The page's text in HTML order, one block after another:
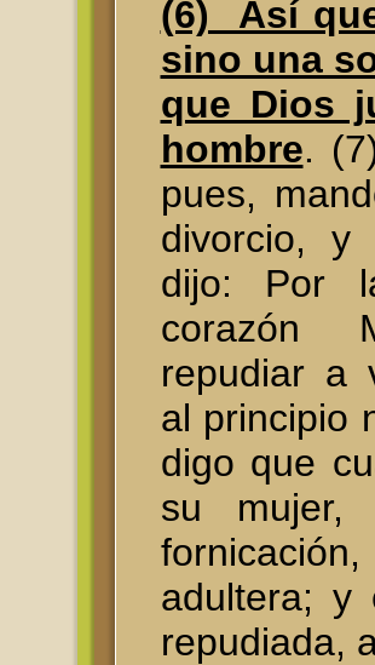
(6) Así
sino una
que Dios
hombre.
pues,
divorcio, y
dijo: Por
corazón
repudiar a
al principio
digo que
su mujer,
adultera;
repudiada,